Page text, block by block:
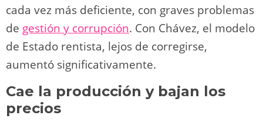
cada vez más deficiente, con graves problemas
de gestión y corrupción. Con Chávez, el modelo
de Estado rentista, lejos de corregirse,
aumentó significativamente.
Cae la producción y bajan los
precios